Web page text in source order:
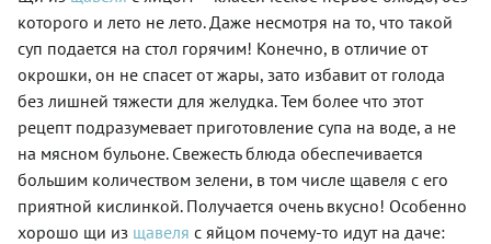
которого и лето не лето. Даже несмотря на то, что такой
суп подается на стол горячим! Конечно, в отличие от
окрошки, он не спасет от жары, зато избавит от голода
без лишней тяжести для желудка. Тем более что этот
рецепт подразумевает приготовление супа на воде, а не
на мясном бульоне. Свежесть блюда обеспечивается
большим количеством зелени, в том числе щавеля с его
приятной кислинкой. Получается очень вкусно! Особенно
хорошо щи из щавеля с яйцом почему-то идут на даче: